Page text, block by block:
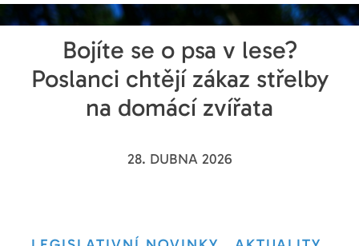
Bojíte se o psa v lese?
Poslanci chtějí zákaz střelby
na domácí zvířata
28. DUBNA 2026